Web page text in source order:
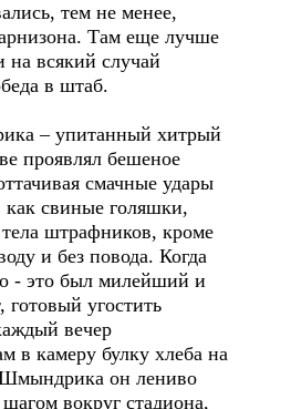
тем не менее,
Там еще лучше
всякий случай
в штаб.
– упитанный хитрый
проявлял бешеное
смачные удары
свиные голяшки,
тела штрафников, кроме
и без повода. Когда
- это был милейший и
угостить
вечер
в камеру булку хлеба на
он лениво
вокруг стадиона,